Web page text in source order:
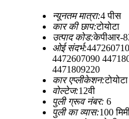
न्यूनतम मात्रा:4 पीस
कार की छाप:टोयोटा
उत्पाद कोड:केपीआर-
ओई संदर्भ:
4472607090
4471809220
कार एप्लीकेशन:
वोल्टेज:12वी
पुली ग्रूव नंबर: 6
पुली का व्यास:100